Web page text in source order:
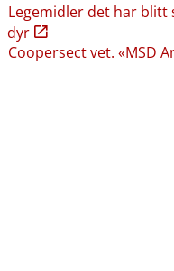
Legemidler det har
dyr
Coopersect vet. «MSD